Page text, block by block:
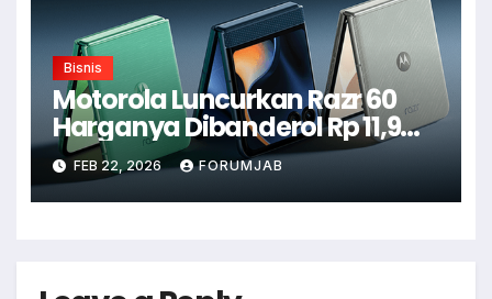
Bisnis
Motorola Luncurkan Razr 60
Harganya Dibanderol Rp 11,9
Juta
FEB 22, 2026 FORUMJAB